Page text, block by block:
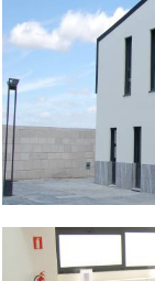
DSC_0471.jpg